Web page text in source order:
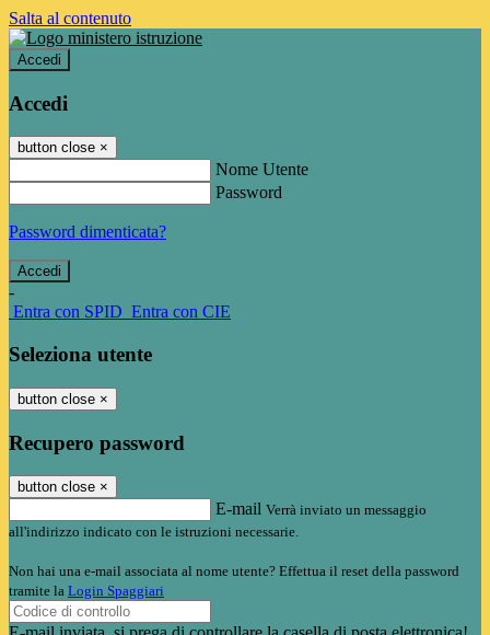
Salta al contenuto
Accedi
Accedi
button close ×
Nome Utente
Password
Password dimenticata?
-
Entra con SPID Entra con CIE
Seleziona utente
button close ×
Recupero password
button close ×
E-mail Verrà inviato un messaggio
all'indirizzo indicato con le istruzioni necessarie.
Non hai una e-mail associata al nome utente? Effettua il reset della password
tramite la Login Spaggiari